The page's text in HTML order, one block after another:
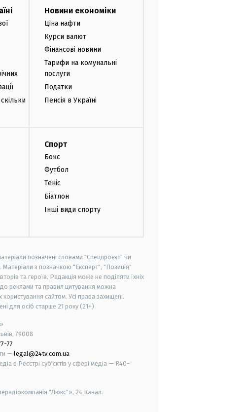
скільки
Новини економіки
Ціна нафти
Курси валют
Фінансові новини
Тарифи на комунальні
послуги
Податки
Пенсія в Україні
Спорт
Бокс
Футбол
Теніс
Біатлон
Інші види спорту
позначені словами "Спецпроєкт" чи
Матеріали з позначкою "Експерт", "Позиція"
та героїв. Редакція може не поділяти їхніх
реклами та правил цитування можна
сайтом. Усі права захищені.
для осіб старше 21 року (21+)
79008
77
— legal@24tv.com.ua
в Реєстрі суб'єктів у сфері медіа — R40-
"Люкс"», 24 Канал.